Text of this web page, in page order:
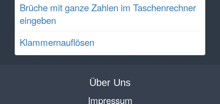
Brüche mit ganze Zahlen im Taschenrechner
eingeben
Klammernauflösen
Über Uns
Impressum